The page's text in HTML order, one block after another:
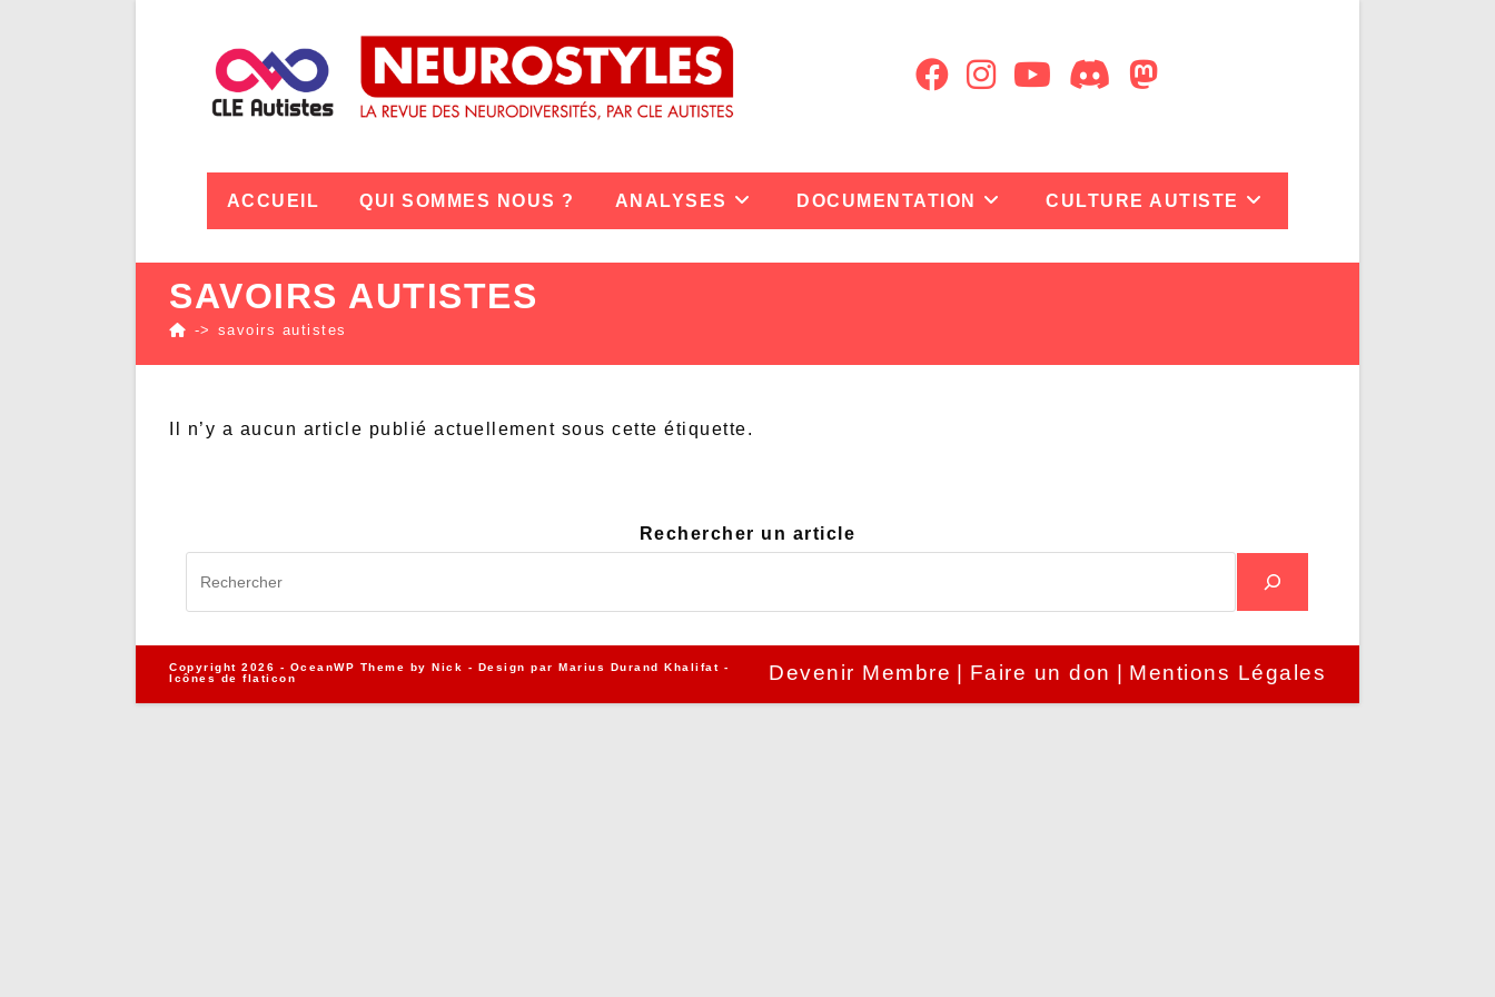
ACCUEIL QUI SOMMES NOUS ? ANALYSES DOCUMENTATION CULTURE AUTISTE
SAVOIRS AUTISTES
-> savoirs autistes
Il n’y a aucun article publié actuellement sous cette étiquette.
Rechercher un article
Devenir Membre Faire un don Mentions Légales
Copyright 2026 - OceanWP Theme by Nick - Design par Marius Durand Khalifat -
Icônes de flaticon